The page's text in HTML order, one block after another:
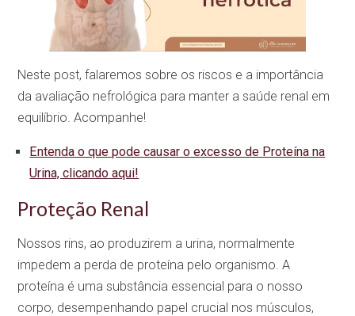
Neste post, falaremos sobre os riscos e a importância
da avaliação nefrológica para manter a saúde renal em
equilíbrio. Acompanhe!
Entenda o que pode causar o excesso de Proteína na
Urina, clicando aqui!
Proteção Renal
Nossos rins, ao produzirem a urina, normalmente
impedem a perda de proteína pelo organismo. A
proteína é uma substância essencial para o nosso
corpo, desempenhando papel crucial nos músculos,